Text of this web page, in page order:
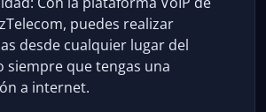
puedes realizar
desde cualquier lugar del
siempre que tengas una
a internet.